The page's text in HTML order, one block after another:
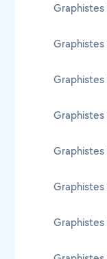
Graphistes
Graphistes
Graphistes
Graphistes
Graphistes